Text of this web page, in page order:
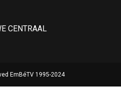
CENTRAAL
EmBéTV 1995-2024